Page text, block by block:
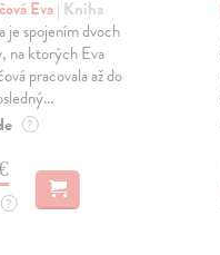
Eva| Kniha
je spojením dvoch
na ktorých Eva
pracovala až do
?
?